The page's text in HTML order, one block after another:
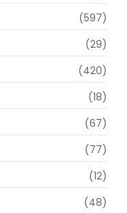
(597)
(29)
(420)
(18)
(67)
(77)
(12)
(48)